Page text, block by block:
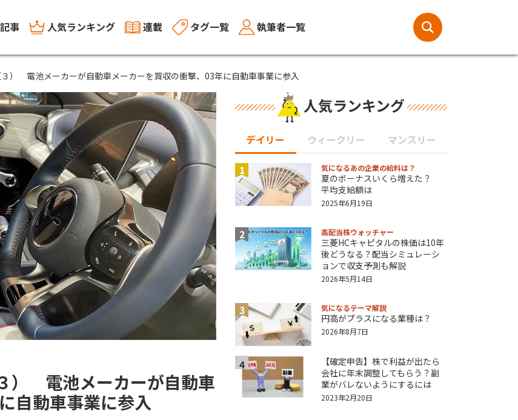
事 人気ランキング 連載 タグ一覧 執筆者一覧
） 電池メーカーが自動車メーカーを買収の衝撃、03年に自動車事業に参入
） 電池メーカーが自動車
自動車事業に参入
人気ランキング
デイリー ウィークリー マンスリー
1 気になるあの企業の給料は？
夏のボーナスいくら増えた？
平均支給額は
2025年6月19日
2 高配当株ウォッチャー
三菱HCキャピタルの株価は10年
後どうなる？配当シミュレーシ
ョンで収支予測も解説
2026年5月14日
3 気になるテーマ解説
円高がプラスになる業種は？
2026年8月7日
4
【確定申告】株で利益が出たら
会社に年末調整してもらう？副
業がバレないようにするには
2023年2月20日